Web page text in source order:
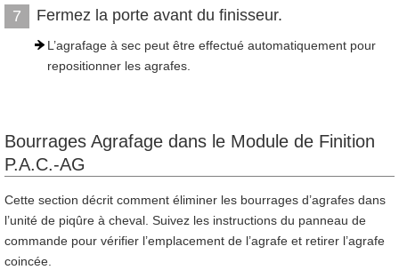
7 Fermez la porte avant du finisseur.
L’agrafage à sec peut être effectué automatiquement pour
repositionner les agrafes.
Bourrages Agrafage dans le Module de Finition
P.A.C.-AG
Cette section décrit comment éliminer les bourrages d’agrafes dans
l’unité de piqûre à cheval. Suivez les instructions du panneau de
commande pour vérifier l’emplacement de l’agrafe et retirer l’agrafe
coincée.